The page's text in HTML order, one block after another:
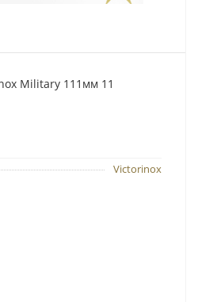
Military 111мм 11
Victorinox